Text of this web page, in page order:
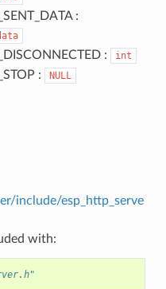
:
: int
: NULL
include/esp_http_serve
with: